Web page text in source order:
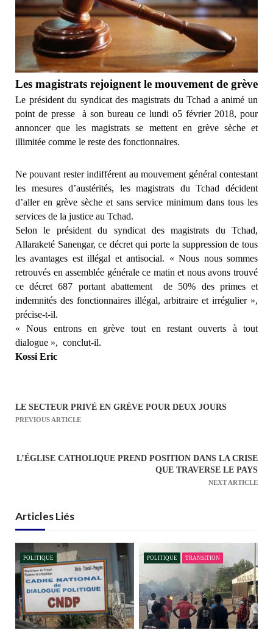
Les magistrats rejoignent le mouvement de grève
Le président du syndicat des magistrats du Tchad a animé un
point de presse à son bureau ce lundi o5 février 2018, pour
annoncer que les magistrats se mettent en grève sèche et
illimitée comme le reste des fonctionnaires.
Ne pouvant rester indifférent au mouvement général contestant
les mesures d’austérités, les magistrats du Tchad décident
d’aller en grève sèche et sans service minimum dans tous les
services de la justice au Tchad.
Selon le président du syndicat des magistrats du Tchad,
Allaraketé Sanengar, ce décret qui porte la suppression de tous
les avantages est illégal et antisocial. « Nous nous sommes
retrouvés en assemblée générale ce matin et nous avons trouvé
ce décret 687 portant abattement de 50% des primes et
indemnités des fonctionnaires illégal, arbitraire et irrégulier »,
précise-t-il.
« Nous entrons en grève tout en restant ouverts à tout
dialogue », conclut-il.
Kossi Eric
N
i
t
i
o
n
d
e
l
’
LE SECTEUR PRIVÉ EN GRÈVE POUR DEUX JOURS
PREVIOUS ARTICLE
L’ÉGLISE CATHOLIQUE PREND POSITION DANS LA CRISE
QUE TRAVERSE LE PAYS
NEXT ARTICLE
Articles Liés
POLITIQUE POLITIQUE TRANSITION